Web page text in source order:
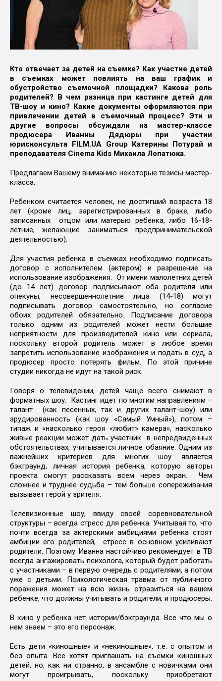
Кто отвечает за детей на съемке? Как участие детей
в съемках может повлиять на ваш график и
обустройство съемочной площадки? Какова роль
родителей? В чем разница при кастинге детей для
ТВ-шоу и кино? Какие документы оформляются при
привлечении детей в съемочный процесс? Эти и
другие вопросы обсуждали на мастер-классе
продюсера Иванны Дядюры при участии
юрисконсульта FILM.UA Group Катерины Потурай и
преподавателя Cinema Kids Михаила Лопатюка.
Предлагаем Вашему вниманию некоторые тезисы мастер-
класса.
Ребенком считается человек, не достигший возраста 18
лет (кроме лиц, зарегистрированных в браке, либо
записанных отцом или матерью ребенка, либо 16-18-
летние, желающие заниматься предпринимательской
деятельностью).
Для участия ребенка в съемках необходимо подписать
договор с исполнителем (актером) и разрешение на
использование изображения. От имени малолетних детей
(до 14 лет) договор подписывают оба родителя или
опекуны, несовершеннолетние лица (14-18) могут
подписывать договор самостоятельно, но согласие
обоих родителей обязательно. Подписание договора
только одним из родителей может нести большие
неприятности для производителей кино или сериала,
поскольку второй родитель может в любое время
запретить использование изображения и подать в суд, а
продюсер просто потерять фильм. По этой причине
студии никогда не идут на такой риск.
Говоря о телевидении, детей чаще всего снимают в
форматных шоу. Кастинг идет по многим направлениям –
талант (как песенных, так и других талант-шоу) или
эрудированность (как шоу «Самый Умный»), потом –
типаж и «насколько героя «любит» камера», насколько
живые реакции может дать участник в непредвиденных
обстоятельствах, учитывается личное обаяние. Одним из
важнейших критериев для многих шоу является
бэкграунд, личная история ребенка, которую авторы
проекта смогут рассказать всем через экран. Чем
сложнее и труднее судьба – тем больше сопереживания
вызывает герой у зрителя.
Телевизионные шоу, ввиду своей соревновательной
структуры – всегда стресс для ребенка. Учитывая то, что
почти всегда за актерскими амбициями ребенка стоят
амбиции его родителей, стресс в основном усиливают
родители. Поэтому Иванна настойчиво рекомендует в ТВ
всегда ангажировать психолога, который будет работать
с участниками – в первую очередь с родителями, а потом
уже с детьми. Психологическая травма от публичного
поражения может на всю жизнь отразиться на вашем
ребенке, что должны учитывать и родители, и продюсеры.
В кино у ребенка нет истории/бэкграунда. Все что мы о
нем знаем – это его персонаж.
Есть дети «киношные» и «некиношные», т.е. с опытом и
без опыта. Все хотят приглашать на съемки киношных
детей, но, как ни странно, в ансамбле с новичками они
могут проигрывать, поскольку приобретают